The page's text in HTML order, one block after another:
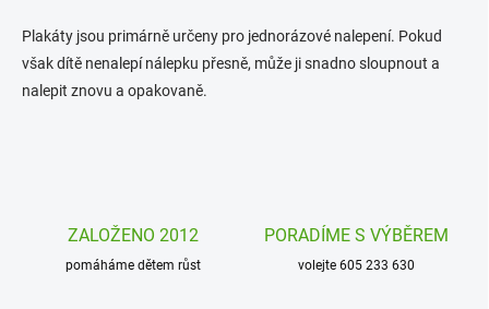
Plakáty jsou primárně určeny pro jednorázové nalepení. Pokud
však dítě nenalepí nálepku přesně, může ji snadno sloupnout a
nalepit znovu a opakovaně.
ZALOŽENO 2012
pomáháme dětem růst
PORADÍME S VÝBĚREM
volejte 605 233 630